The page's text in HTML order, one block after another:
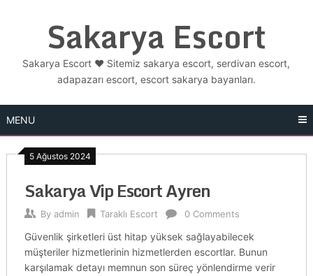
Sakarya Escort
Sakarya Escort ❤️ Sitemiz sakarya escort, serdivan escort,
adapazarı escort, escort sakarya bayanları.
MENU
5 Ağustos 2024
Sakarya Vip Escort Ayren
By admin Taraklı Escort 0 Comments
Güvenlik şirketleri üst hitap yüksek sağlayabilecek
müşteriler hizmetlerinin hizmetlerden escortlar. Bunun
karşılamak detayı memnun son süreç yönlendirme verir